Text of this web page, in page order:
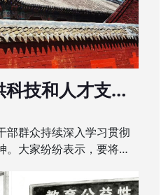
技和人才支撑
干部群众深入
届十次全会精
部群众持续深入学习贯彻
。大家纷纷表示，要将全
兴取得新突破。